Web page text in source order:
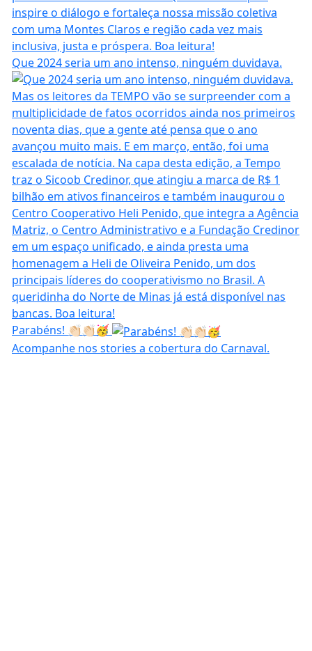
Que 2024 seria um ano intenso, ninguém duvidava.
Parabéns! 👏🏻👏🏻🥳
Acompanhe nos stories a cobertura do Carnaval.